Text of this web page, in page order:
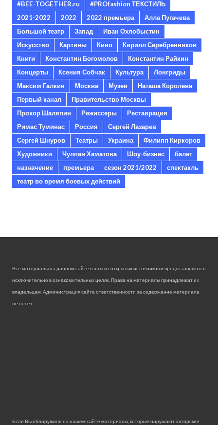
#BEE-TOGETHER.ru
#PROfashion ТЕКСТИЛЬ
2021-2022
2022 2022 премьера
Алла Пугачева
Большой театр
Запад
Иван Охлобыстин
Искусство
Картины Кино
Кирилл Серебренников
Книги
Константин Богомолов
Константин Райкин
Концерты
Ксения Собчак Культура
Лонгриды
Максим Галкин
Москва Музеи
Наташа Королева
Первый канал
Правительство Москвы
Прохор Шаляпин
Режиссеры
Реставрация
Римас Туминас
Россия
Сергей Лазарев
Сергей Шнуров
Театры Украина
Филипп Киркоров
Художники
Чулпан Хаматова Шоу-бизнес
балет
назначение
премьера сезон 2021/2022
спектакль
театр во время боевых действий
Все материалы на данном сайте взяты из открытых источников и предоставляются
исключительно в ознакомительных целях. Права на материалы принадлежат их
владельцам. Администрация сайта ответственности за содержание материала
не несет.
Если Вы обнаружили на нашем сайте материалы, которые нарушают авторские